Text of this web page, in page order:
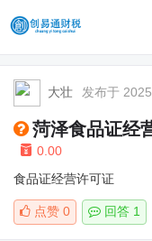
大壮 发布于
菏泽食品证经
0.00
食品证经营许可证
点赞 0 回答 1